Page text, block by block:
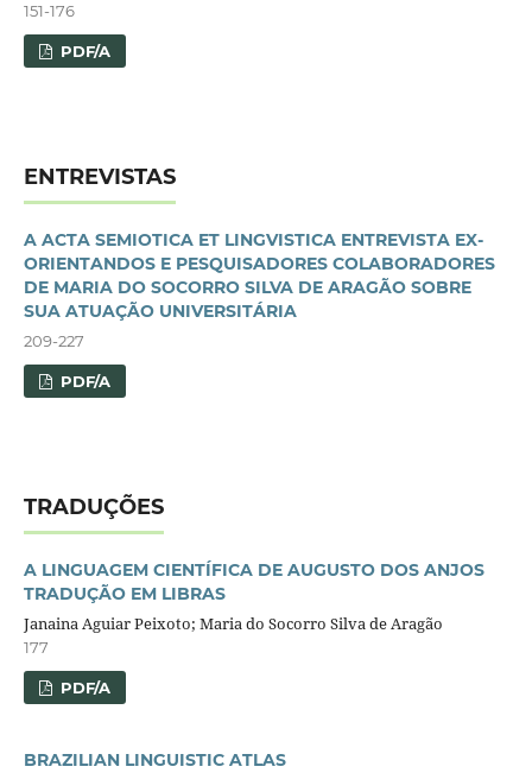
151-176
PDF/A
ENTREVISTAS
A ACTA SEMIOTICA ET LINGVISTICA ENTREVISTA EX-
ORIENTANDOS E PESQUISADORES COLABORADORES
DE MARIA DO SOCORRO SILVA DE ARAGÃO SOBRE
SUA ATUAÇÃO UNIVERSITÁRIA
209-227
PDF/A
TRADUÇÕES
A LINGUAGEM CIENTÍFICA DE AUGUSTO DOS ANJOS
TRADUÇÃO EM LIBRAS
Janaina Aguiar Peixoto; Maria do Socorro Silva de Aragão
177
PDF/A
BRAZILIAN LINGUISTIC ATLAS